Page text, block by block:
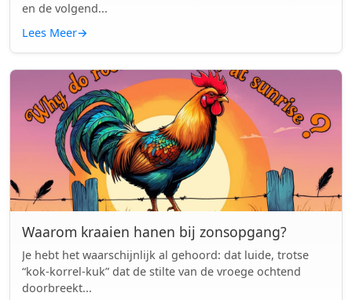
en de volgend...
Lees Meer→
Waarom kraaien hanen bij zonsopgang?
Je hebt het waarschijnlijk al gehoord: dat luide, trotse
“kok-korrel-kuk” dat de stilte van de vroege ochtend
doorbreekt...